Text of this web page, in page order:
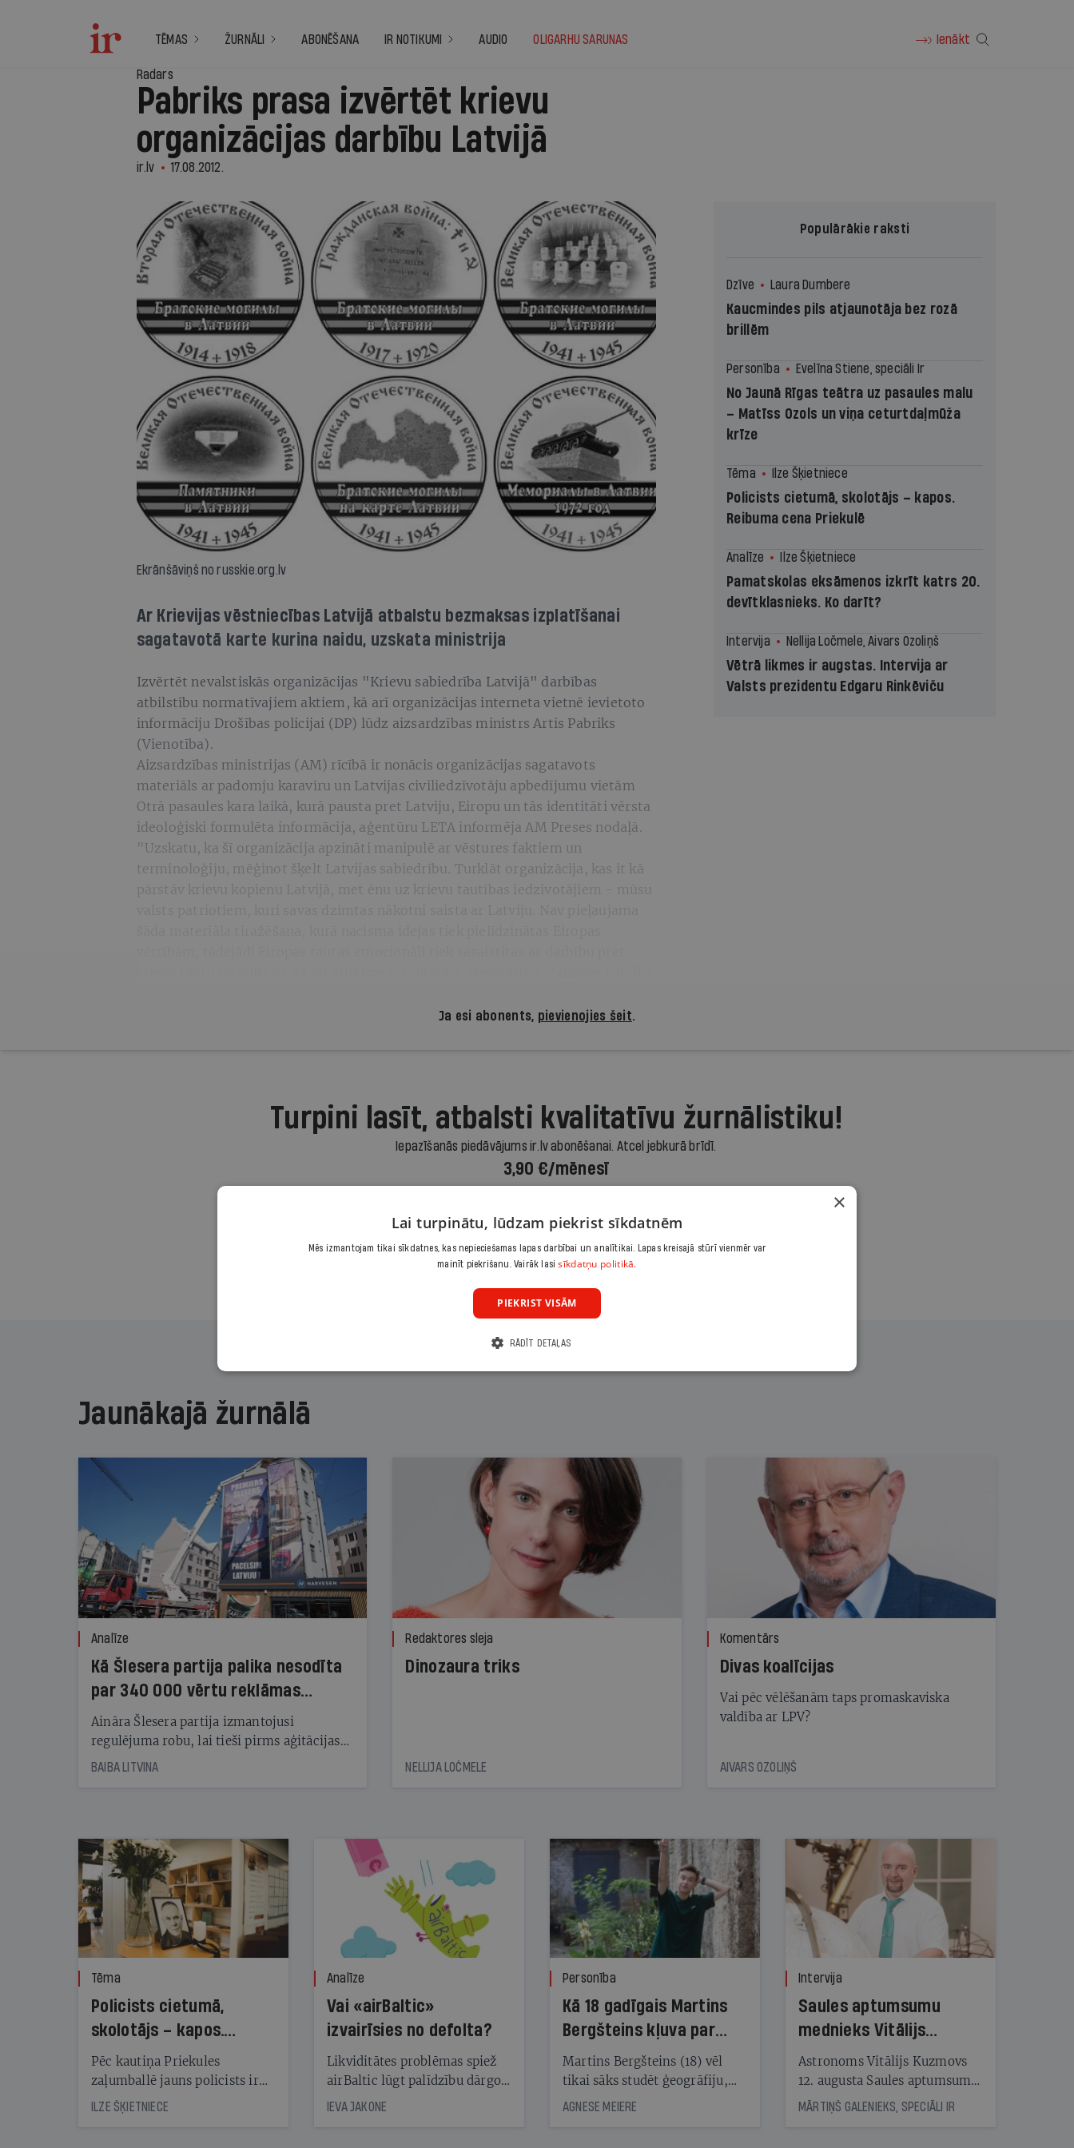
TĒMAS ŽURNĀLI ABONĒŠANA IR NOTIKUMI AUDIO OLIGARHU SARUNAS Ienākt
Radars
Pabriks prasa izvērtēt krievu
organizācijas darbību Latvijā
ir.lv 17.08.2012.
Ekrānšāviņš no russkie.org.lv
Ar Krievijas vēstniecības Latvijā atbalstu bezmaksas izplatīšanai
sagatavotā karte kurina naidu, uzskata ministrija
Izvērtēt nevalstiskās organizācijas "Krievu sabiedrība Latvijā" darbības
atbilstību normatīvajiem aktiem, kā arī organizācijas interneta vietnē ievietoto
informāciju Drošības policijai (DP) lūdz aizsardzības ministrs Artis Pabriks
(Vienotība).
Aizsardzības ministrijas (AM) rīcībā ir nonācis organizācijas sagatavots
materiāls ar padomju karavīru un Latvijas civiliedzīvotāju apbedījumu vietām
Otrā pasaules kara laikā, kurā pausta pret Latviju, Eiropu un tās identitāti vērsta
ideoloģiski formulēta informācija, aģentūru LETA informēja AM Preses nodaļā.
"Uzskatu, ka šī organizācija apzināti manipulē ar vēstures faktiem un
terminoloģiju, mēģinot šķelt Latvijas sabiedrību. Turklāt organizācija, kas it kā
pārstāv krievu kopienu Latvijā, met ēnu uz krievu tautības iedzīvotājiem - mūsu
Populārākie raksti
Dzīve Laura Dumbere
Kaucmindes pils atjaunotāja bez rozā
brillēm
Personība Evelīna Stiene, speciāli Ir
No Jaunā Rīgas teātra uz pasaules malu
– Matīss Ozols un viņa ceturtdaļmūža
krīze
Tēma Ilze Šķietniece
Policists cietumā, skolotājs – kapos.
Reibuma cena Priekulē
Analīze Ilze Šķietniece
Pamatskolas eksāmenos izkrīt katrs 20.
devītklasnieks. Ko darīt?
Intervija Nellija Ločmele, Aivars Ozoliņš
Vētrā likmes ir augstas. Intervija ar
Valsts prezidentu Edgaru Rinkēviču
Ja esi abonents, pievienojies šeit.
Turpini lasīt, atbalsti kvalitatīvu žurnālistiku!
Iepazīšanās piedāvājums ir.lv abonēšanai. Atcel jebkurā brīdī.
3,90 €/mēnesī
Citas abonēšanas iespējas meklē šeit
Jaunākajā žurnālā
Analīze
Kā Šlesera partija palika nesodīta
par 340 000 vērtu reklāmas
kampaņu
Aināra Šlesera partija izmantojusi
regulējuma robu, lai tieši pirms aģitācijas
starta izreklamētos par summu, kas
BAIBA LITVINA
Redaktores sleja
Dinozaura triks
NELLIJA LOČMELE
Komentārs
Divas koalīcijas
Vai pēc vēlēšanām taps promaskaviska
valdība ar LPV?
AIVARS OZOLIŅŠ
Tēma
Policists cietumā,
skolotājs – kapos.
Reibuma cena Priekulē
Pēc kautiņa Priekules
zaļumballē jauns policists ir
nonācis cietumā, bet
cienījams pedagogs — kapos.
ILZE ŠĶIETNIECE
Analīze
Vai «airBaltic»
izvairīsies no defolta?
Likviditātes problēmas spiež
airBaltic lūgt palīdzību dārgo
obligāciju turētājiem, taču
IEVA JAKONE
Personība
Kā 18 gadīgais Martins
Bergšteins kļuva par
laika ziņu seju?
Martins Bergšteins (18) vēl
tikai sāks studēt ģeogrāfiju,
bet viņa sacītajam jau uzticas
AGNESE MEIERE
Intervija
Saules aptumsumu
mednieks Vitālijs
Kuzmovs
Astronoms Vitālijs Kuzmovs
12. augusta Saules aptumsumu
dosies vērot Maļorkā, kur tas
būs pilns. Jau nākamajā dienā
MĀRTIŅŠ GALENIEKS, SPECIĀLI IR
×
Lai turpinātu, lūdzam piekrist sīkdatnēm
Mēs izmantojam tikai sīkdatnes, kas nepieciešamas lapas darbībai un analītikai. Lapas kreisajā stūrī vienmēr var
mainīt piekrišanu. Vairāk lasisīkdatņu politikā.
PIEKRIST VISĀM
RĀDĪT DETAĻAS